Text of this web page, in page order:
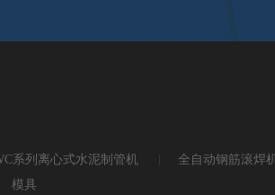
系列离心式水泥制管机 全自动钢筋滚焊
模具